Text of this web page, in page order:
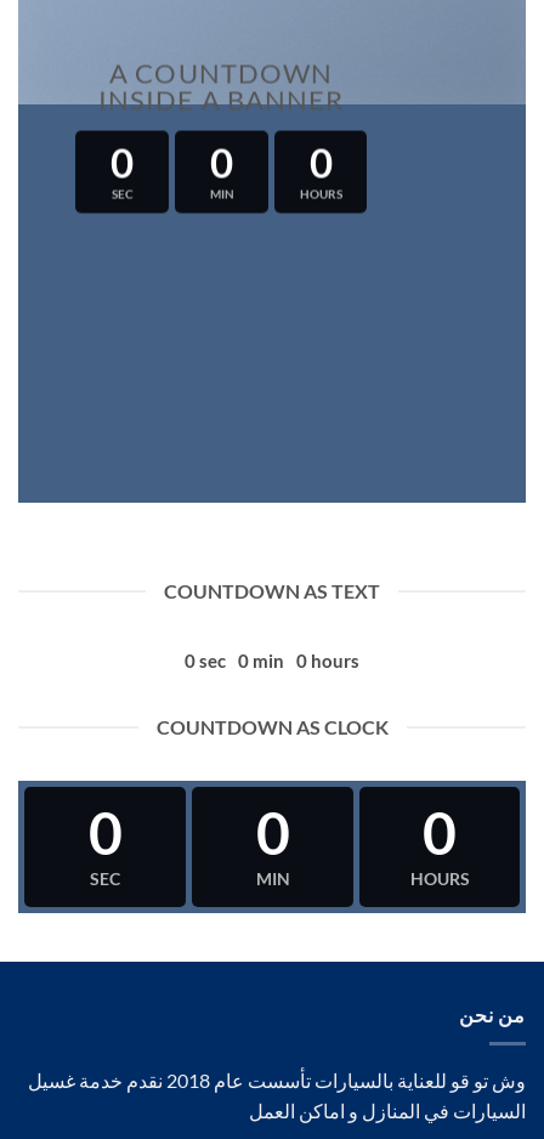
A COUNTDOWN
INSIDE A BANNER
0
HOURS
0
MIN
0
SEC
COUNTDOWN AS TEXT
0 hours
0 min
0sec
COUNTDOWN AS CLOCK
0
HOURS
0
MIN
0
SEC
من نحن
وش تو قو للعناية بالسيارات تأسست عام 2018 نقدم خدمة غسيل
السيارات في المنازل و اماكن العمل